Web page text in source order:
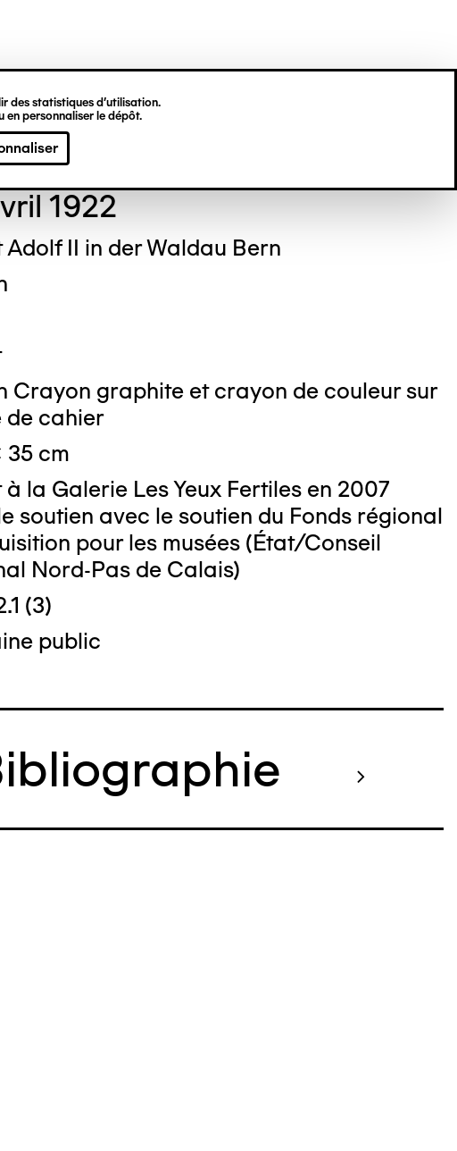
des statistiques d’utilisation.
en personnaliser le dépôt.
photo : BERNARD Philip
WÖLFLI
1922
Adolf II in der Waldau Bern
Crayon graphite et crayon de couleur sur
de cahier
35 cm
la Galerie Les Yeux Fertiles en 2007
soutien avec le soutien du Fonds régional
pour les musées (État/Conseil
Nord-Pas de Calais)
(3)
public